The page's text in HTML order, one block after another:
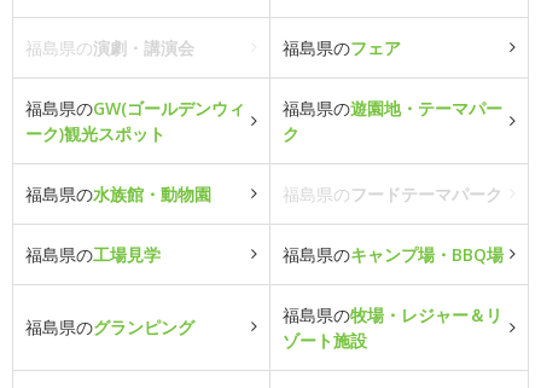
福島県の演劇・講演会 福島県のフェア
福島県のGW(ゴールデンウィ
ーク)観光スポット
福島県の遊園地・テーマパー
ク
福島県の水族館・動物園 福島県のフードテーマパーク
福島県の工場見学 福島県のキャンプ場・BBQ場
福島県のグランピング
福島県の牧場・レジャー＆リ
ゾート施設